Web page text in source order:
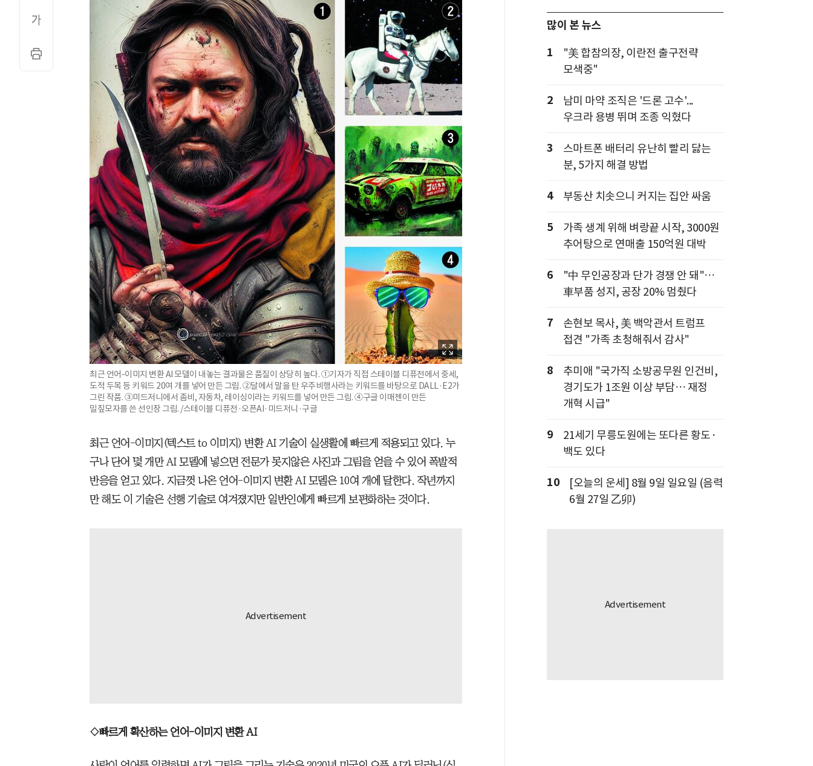
최근 언어-이미지 변환 AI 모델이 내놓는 결과물은 품질이 상당히 높다. ①기자가 직접 스테이블 디퓨전에서 중세,
도적 두목 등 키워드 20여 개를 넣어 만든 그림. ②달에서 말을 탄 우주비행사라는 키워드를 바탕으로 DALL·E2가
그린 작품. ③미드저니에서 좀비, 자동차, 레이싱이라는 키워드를 넣어 만든 그림. ④구글 이매젠이 만든
밀짚모자를 쓴 선인장 그림. /스테이블 디퓨전·오픈AI·미드저니·구글
최근 언어-이미지(텍스트 to 이미지) 변환 AI 기술이 실생활에 빠르게 적용되고 있다. 누
구나 단어 몇 개만 AI 모델에 넣으면 전문가 못지않은 사진과 그림을 얻을 수 있어 폭발적
반응을 얻고 있다. 지금껏 나온 언어-이미지 변환 AI 모델은 10여 개에 달한다. 작년까지
만 해도 이 기술은 선행 기술로 여겨졌지만 일반인에게 빠르게 보편화하는 것이다.
◇빠르게 확산하는 언어-이미지 변환 AI
많이 본 뉴스
1
"美 합참의장, 이란전 출구전략
모색중"
2
남미 마약 조직은 '드론 고수'...
우크라 용병 뛰며 조종 익혔다
3
스마트폰 배터리 유난히 빨리 닳는
분, 5가지 해결 방법
4 부동산 치솟으니 커지는 집안 싸움
5
가족 생계 위해 벼랑끝 시작, 3000원
추어탕으로 연매출 150억원 대박
6
"中 무인공장과 단가 경쟁 안 돼"…
車부품 성지, 공장 20% 멈췄다
7
손현보 목사, 美 백악관서 트럼프
접견 "가족 초청해줘서 감사"
8
추미애 "국가직 소방공무원 인건비,
경기도가 1조원 이상 부담… 재정
개혁 시급"
9
21세기 무릉도원에는 또다른 황도·
백도 있다
10
[오늘의 운세] 8월 9일 일요일 (음력
6월 27일 乙卯)